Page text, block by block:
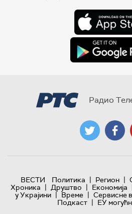
Радио
ВЕСТИ Политика | Регион |
Хроника | Друштво | Економија
у Украјини | Време | Сервисне
Подкаст | ЕУ